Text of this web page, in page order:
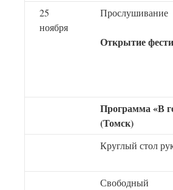
25
ноября
Прослушивание
Открытие
Программа «В
Круглый стол
Свободный